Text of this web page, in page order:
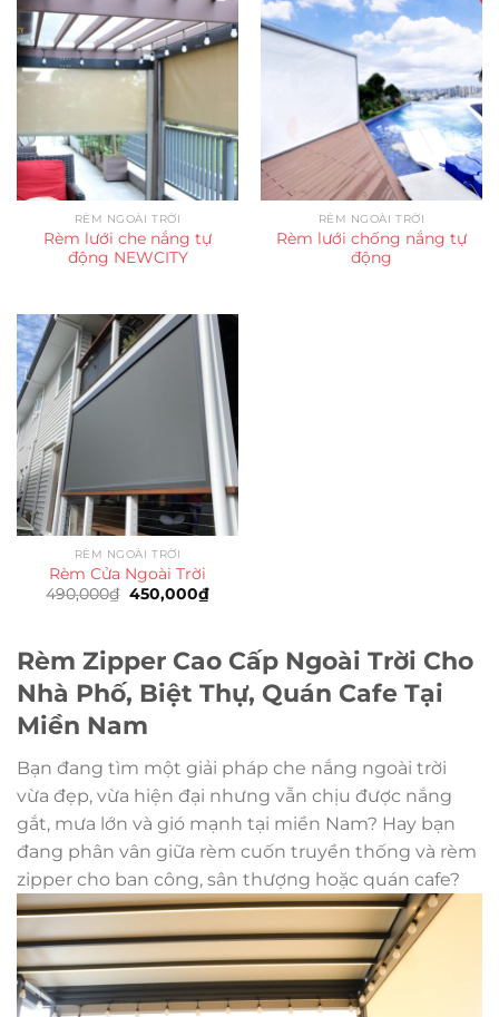
Rèm Zipper Cao Cấp Ngoài Trời Cho
Nhà Phố, Biệt Thự, Quán Cafe Tại
Miền Nam
Bạn đang tìm một giải pháp che nắng ngoài trời
vừa đẹp, vừa hiện đại nhưng vẫn chịu được nắng
gắt, mưa lớn và gió mạnh tại miền Nam? Hay bạn
đang phân vân giữa rèm cuốn truyền thống và rèm
zipper cho ban công, sân thượng hoặc quán cafe?
RÈM NGOÀI TRỜI
Rèm lưới che nắng tự
động NEWCITY
RÈM NGOÀI TRỜI
Rèm lưới chống nắng tự
động
RÈM NGOÀI TRỜI
Rèm Cửa Ngoài Trời
490,000₫ Giá
450,000₫Giá
hiện
450,000₫.